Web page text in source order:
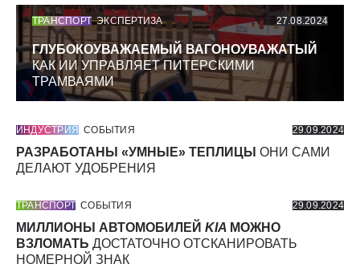
ТРАНСПОРТ ЭКСПЕРТИЗА 27.08.2024
ГЛУБОКОУВАЖАЕМЫЙ ВАГОНОУВАЖАТЫЙ
КАК ИИ УПРАВЛЯЕТ ПИТЕРСКИМИ
ТРАМВАЯМИ
ИНДУСТРИЯ СОБЫТИЯ 29.09.2024
РАЗРАБОТАНЫ «УМНЫЕ» ТЕПЛИЦЫ ОНИ САМИ
ДЕЛАЮТ УДОБРЕНИЯ
ТРАНСПОРТ СОБЫТИЯ 29.09.2024
МИЛЛИОНЫ АВТОМОБИЛЕЙ KIA МОЖНО
ВЗЛОМАТЬ ДОСТАТОЧНО ОТСКАНИРОВАТЬ
НОМЕРНОЙ ЗНАК